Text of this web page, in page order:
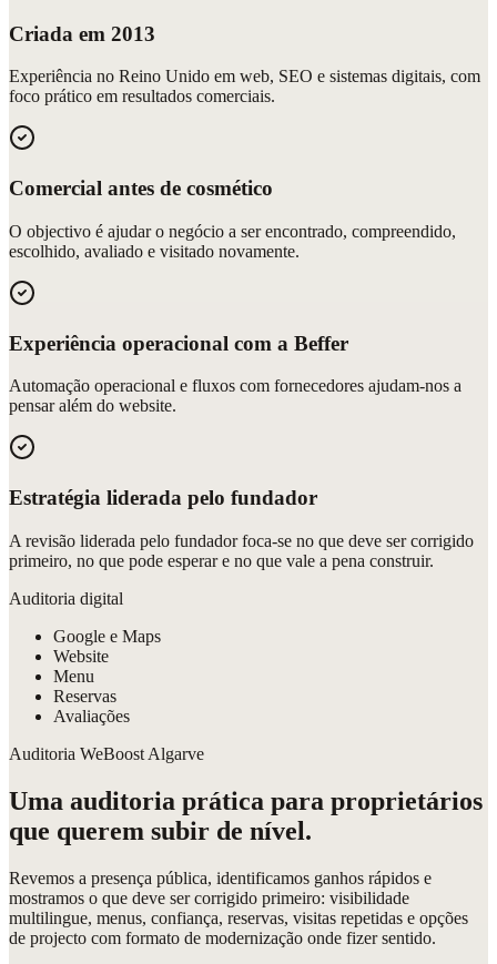
Criada em 2013
Experiência no Reino Unido em web, SEO e sistemas digitais, com
foco prático em resultados comerciais.
Comercial antes de cosmético
O objectivo é ajudar o negócio a ser encontrado, compreendido,
escolhido, avaliado e visitado novamente.
Experiência operacional com a Beffer
Automação operacional e fluxos com fornecedores ajudam-nos a
pensar além do website.
Estratégia liderada pelo fundador
A revisão liderada pelo fundador foca-se no que deve ser corrigido
primeiro, no que pode esperar e no que vale a pena construir.
Auditoria digital
Google e Maps
Website
Menu
Reservas
Avaliações
Auditoria WeBoost Algarve
Uma auditoria prática para proprietários
que querem subir de nível.
Revemos a presença pública, identificamos ganhos rápidos e
mostramos o que deve ser corrigido primeiro: visibilidade
multilingue, menus, confiança, reservas, visitas repetidas e opções
de projecto com formato de modernização onde fizer sentido.